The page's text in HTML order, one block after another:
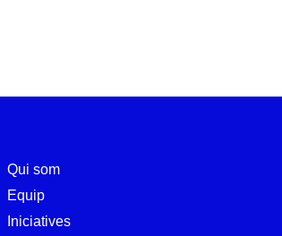
Qui som
Equip
Iniciatives